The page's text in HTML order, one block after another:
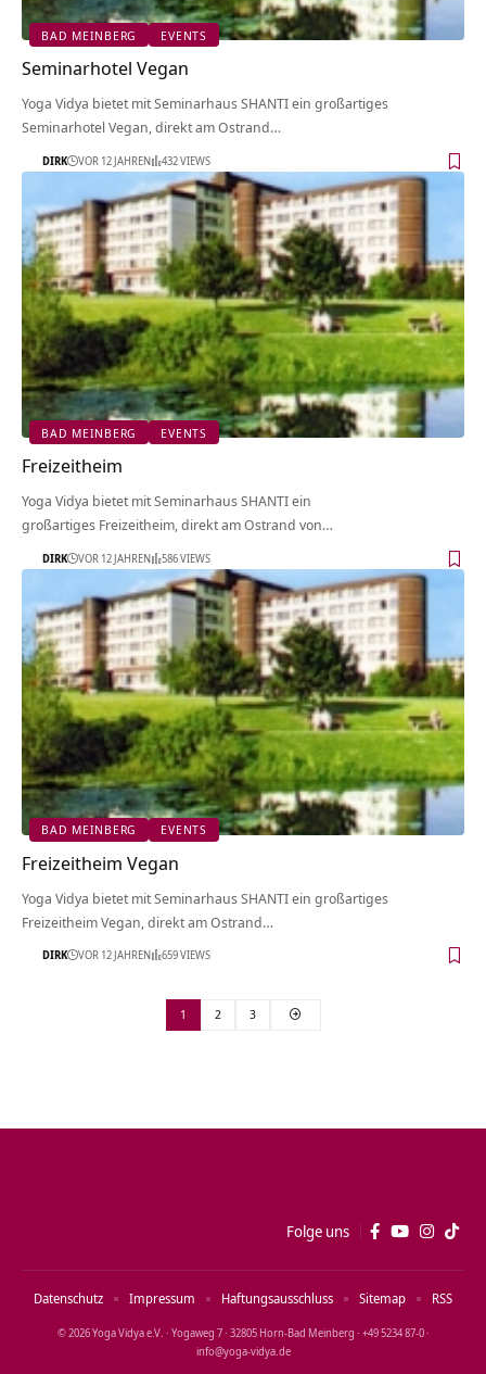
BAD MEINBERG EVENTS
Seminarhotel Vegan
Yoga Vidya bietet mit Seminarhaus SHANTI ein großartiges
Seminarhotel Vegan, direkt am Ostrand…
DIRK VOR 12 JAHREN 432 VIEWS
BAD MEINBERG EVENTS
Freizeitheim
Yoga Vidya bietet mit Seminarhaus SHANTI ein
großartiges Freizeitheim, direkt am Ostrand von…
DIRK VOR 12 JAHREN 586 VIEWS
BAD MEINBERG EVENTS
Freizeitheim Vegan
Yoga Vidya bietet mit Seminarhaus SHANTI ein großartiges
Freizeitheim Vegan, direkt am Ostrand…
DIRK VOR 12 JAHREN 659 VIEWS
1 2 3
Folge uns
© 2026 Yoga Vidya e.V. · Yogaweg 7 · 32805 Horn‑Bad Meinberg · +49 5234 87‑0 ·
info@yoga‑vidya.de
Datenschutz Impressum Haftungsausschluss Sitemap RSS